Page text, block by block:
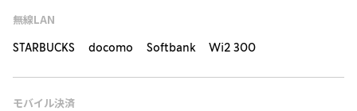
無線LAN
STARBUCKS docomo Softbank Wi2 300
モバイル決済